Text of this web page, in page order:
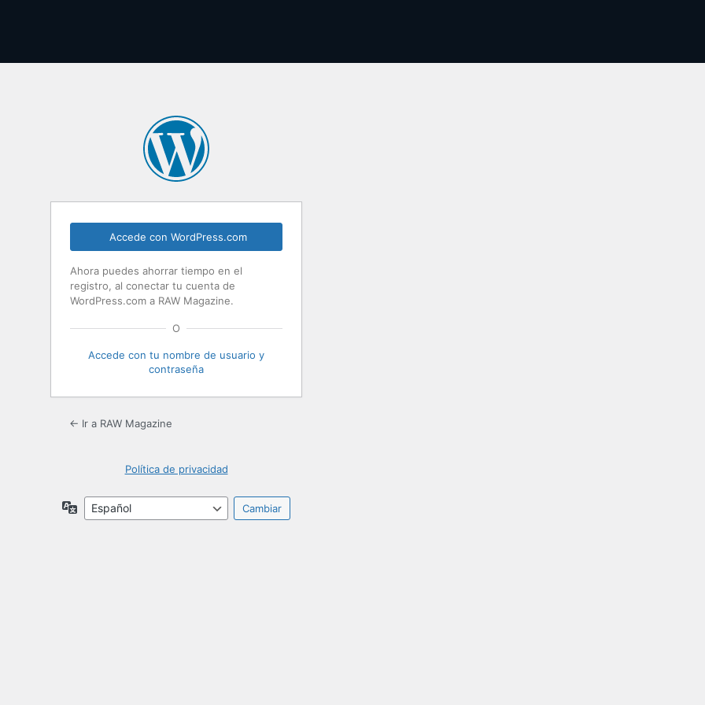
Accede con WordPress.com
Ahora puedes ahorrar tiempo en el
registro, al conectar tu cuenta de
WordPress.com a RAW Magazine.
O
Accede con tu nombre de usuario y
contraseña
← Ir a RAW Magazine
Política de privacidad
Idioma